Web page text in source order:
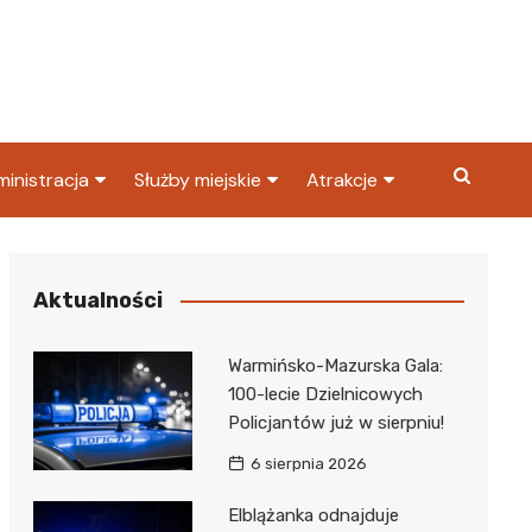
Skarbowy
Służby miejskie
Policja
Atrakcje
Aktualności
Warmińsko-Mazurska Gala:
100-lecie Dzielnicowych
Policjantów już w sierpniu!
6 sierpnia 2026
Elblążanka odnajduje